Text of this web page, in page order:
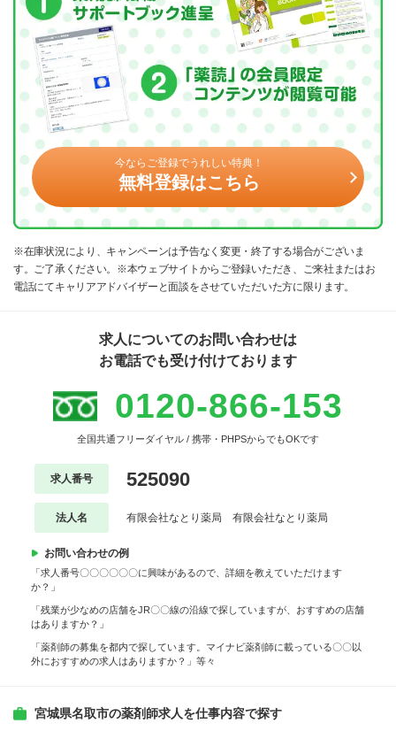
今ならご登録でうれしい特典！
無料登録はこちら
※在庫状況により、キャンペーンは予告なく変更・終了する場合がございま
す。ご了承ください。※本ウェブサイトからご登録いただき、ご来社またはお
電話にてキャリアアドバイザーと面談をさせていただいた方に限ります。
求人についてのお問い合わせは
お電話でも受け付けております
0120-866-153
全国共通フリーダイヤル / 携帯・PHPSからでもOKです
求人番号 525090
法人名 有限会社なとり薬局 有限会社なとり薬局
お問い合わせの例
「求人番号〇〇〇〇〇〇に興味があるので、詳細を教えていただけます
か？」
「残業が少なめの店舗をJR〇〇線の沿線で探していますが、おすすめの店舗
はありますか？」
「薬剤師の募集を都内で探しています。マイナビ薬剤師に載っている〇〇以
外におすすめの求人はありますか？」等々
宮城県名取市の薬剤師求人を仕事内容で探す